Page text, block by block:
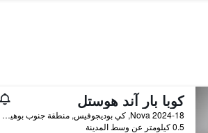
كوبا بار آند هوستل
Nova 2024-18, كي بوديجوفيس, منطقة جنوب بوهيميا, جمهورية التشيك
0.5 كيلومتر عن وسط المدينة